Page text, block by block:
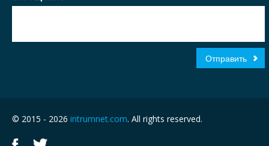
© 2015 - 2026 intrumnet.com. All rights reserved.